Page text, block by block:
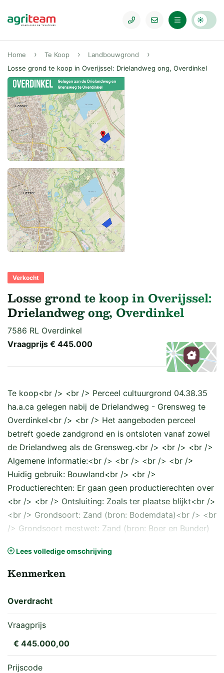
Home Te Koop
Landbouwgrond
Losse grond te koop in Overijssel: Drielandweg ong, Overdinkel
Verkocht
Losse grond te koop in Overijssel:
Drielandweg ong, Overdinkel
7586 RL Overdinkel
Vraagprijs € 445.000
Te koop<br /> <br /> Perceel cultuurgrond 04.38.35
ha.a.ca gelegen nabij de Drielandweg - Grensweg te
Overdinkel<br /> <br /> Het aangeboden perceel
betreft goede zandgrond en is ontsloten vanaf zowel
de Drielandweg als de Grensweg.<br /> <br /> <br />
Algemene informatie:<br /> <br /> <br /> <br />
Huidig gebruik: Bouwland<br /> <br />
Productierechten: Er gaan geen productierechten over
<br /> <br /> Ontsluiting: Zoals ter plaatse blijkt<br />
<br /> Grondsoort: Zand (bron: Bodemdata)<br /> <br
/> Grondsoort mestwet: Zand (bron: Boer en Bunder)
/> <br /> Drainage: geen<br /> <br /> Jachtrecht:
Jachtrechten zijn verhuurd<br /> <br />
www.gblt.nl/waterschapslasten <br /> <br />
Gebruiksoppervlakte: Zie www.boerenbunder.nl<br />
rusten blijkens de Basisregistratie<br /> Kadaster en
het Digitaal Stelsel Omgevingswet geen bijzondere<br
Lees volledige omschrijving
Kenmerken
Overdracht
Vraagprijs
€ 445.000,00
Prijscode